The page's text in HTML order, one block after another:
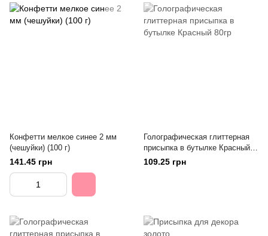
Конфетти мелкое синее 2 мм
(чешуйки) (100 г)
141.45 грн
Голографическая глиттерная
присыпка в бутылке Красный
80гр
109.25 грн